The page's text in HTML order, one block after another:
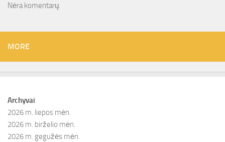
Nėra komentarų.
MORE
Archyvai
2026 m. liepos mėn.
2026 m. birželio mėn.
2026 m. gegužės mėn.